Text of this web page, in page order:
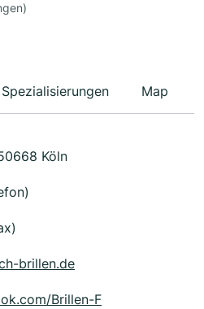
Spezialisierungen Map
Köln
brillen.de
Brillen-F